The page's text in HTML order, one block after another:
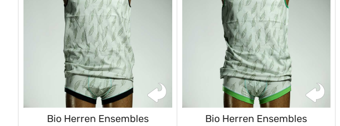
Bio Herren Ensembles Bio Herren Ensembles